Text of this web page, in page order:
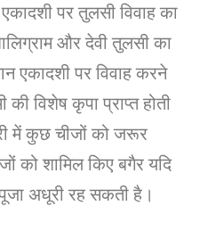
पर तुलसी विवाह का
और देवी तुलसी का
एकादशी पर विवाह करने
की विशेष कृपा प्राप्त होती
में कुछ चीजों को जरूर
को शामिल किए बगैर यदि
अधूरी रह सकती है।